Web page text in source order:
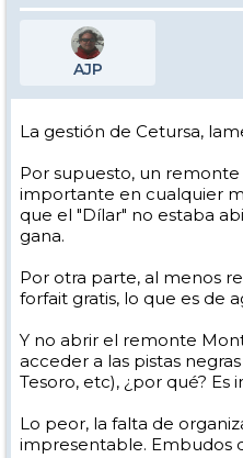
AJP
La gestión de Cetursa,
Por supuesto, un
importante en cualquier
que el "Dílar" no estaba
gana.
Por otra parte, al menos
forfait gratis, lo que es de
Y no abrir el remonte
acceder a las pistas
Tesoro, etc), ¿por qué? Es
Lo peor, la falta de
impresentable. Embudos